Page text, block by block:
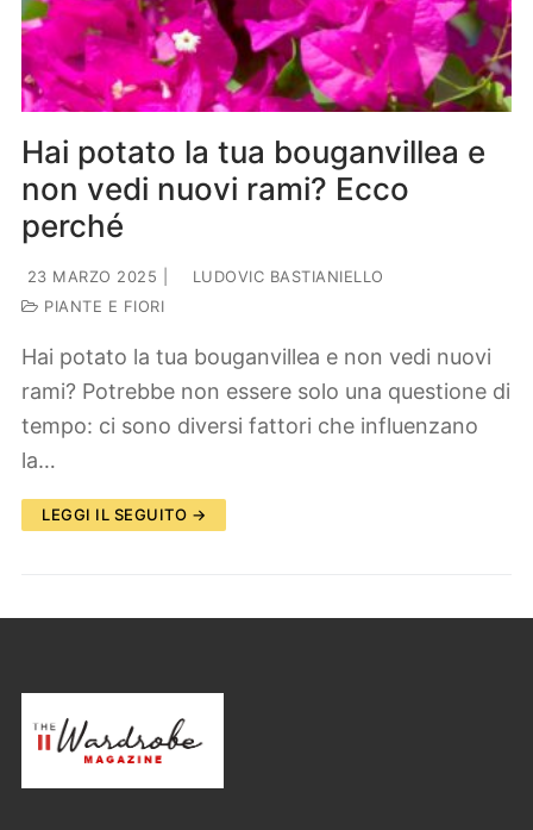
Piante e fiori
Lifestyle
Viaggi
Zodiaco
Hai potato la tua bouganvillea e
non vedi nuovi rami? Ecco
perché
23 MARZO 2025
LUDOVIC BASTIANIELLO
PIANTE E FIORI
Hai potato la tua bouganvillea e non vedi nuovi
rami? Potrebbe non essere solo una questione di
tempo: ci sono diversi fattori che influenzano
la…
LEGGI IL SEGUITO →